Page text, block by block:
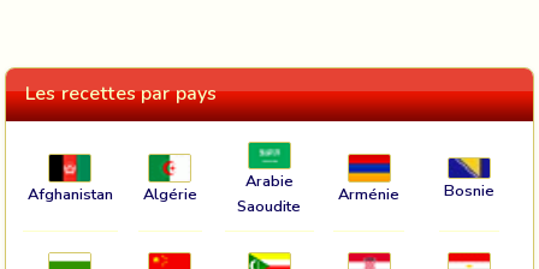
Les recettes par pays
Afghanistan Algérie
Arabie
Saoudite
Arménie Bosnie